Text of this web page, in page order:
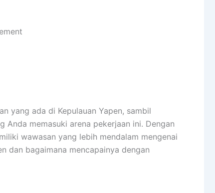
yang ada di Kepulauan Yapen, sambil
memasuki arena pekerjaan ini. Dengan
wawasan yang lebih mendalam mengenai
dan bagaimana mencapainya dengan